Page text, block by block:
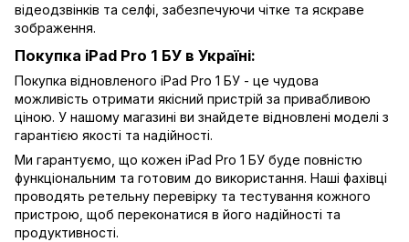
відеодзвінків та селфі, забезпечуючи чітке та яскраве
зображення.
Покупка iPad Pro 1 БУ в Україні:
Покупка відновленого iPad Pro 1 БУ - це чудова
можливість отримати якісний пристрій за привабливою
ціною. У нашому магазині ви знайдете відновлені моделі з
гарантією якості та надійності.
Ми гарантуємо, що кожен iPad Pro 1 БУ буде повністю
функціональним та готовим до використання. Наші фахівці
проводять ретельну перевірку та тестування кожного
пристрою, щоб переконатися в його надійності та
продуктивності.